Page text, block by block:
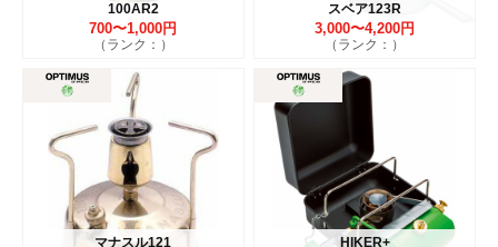
100AR2
700〜1,000円
（ランク：）
スベア123R
3,000〜4,200円
（ランク：）
マナスル121 HIKER+